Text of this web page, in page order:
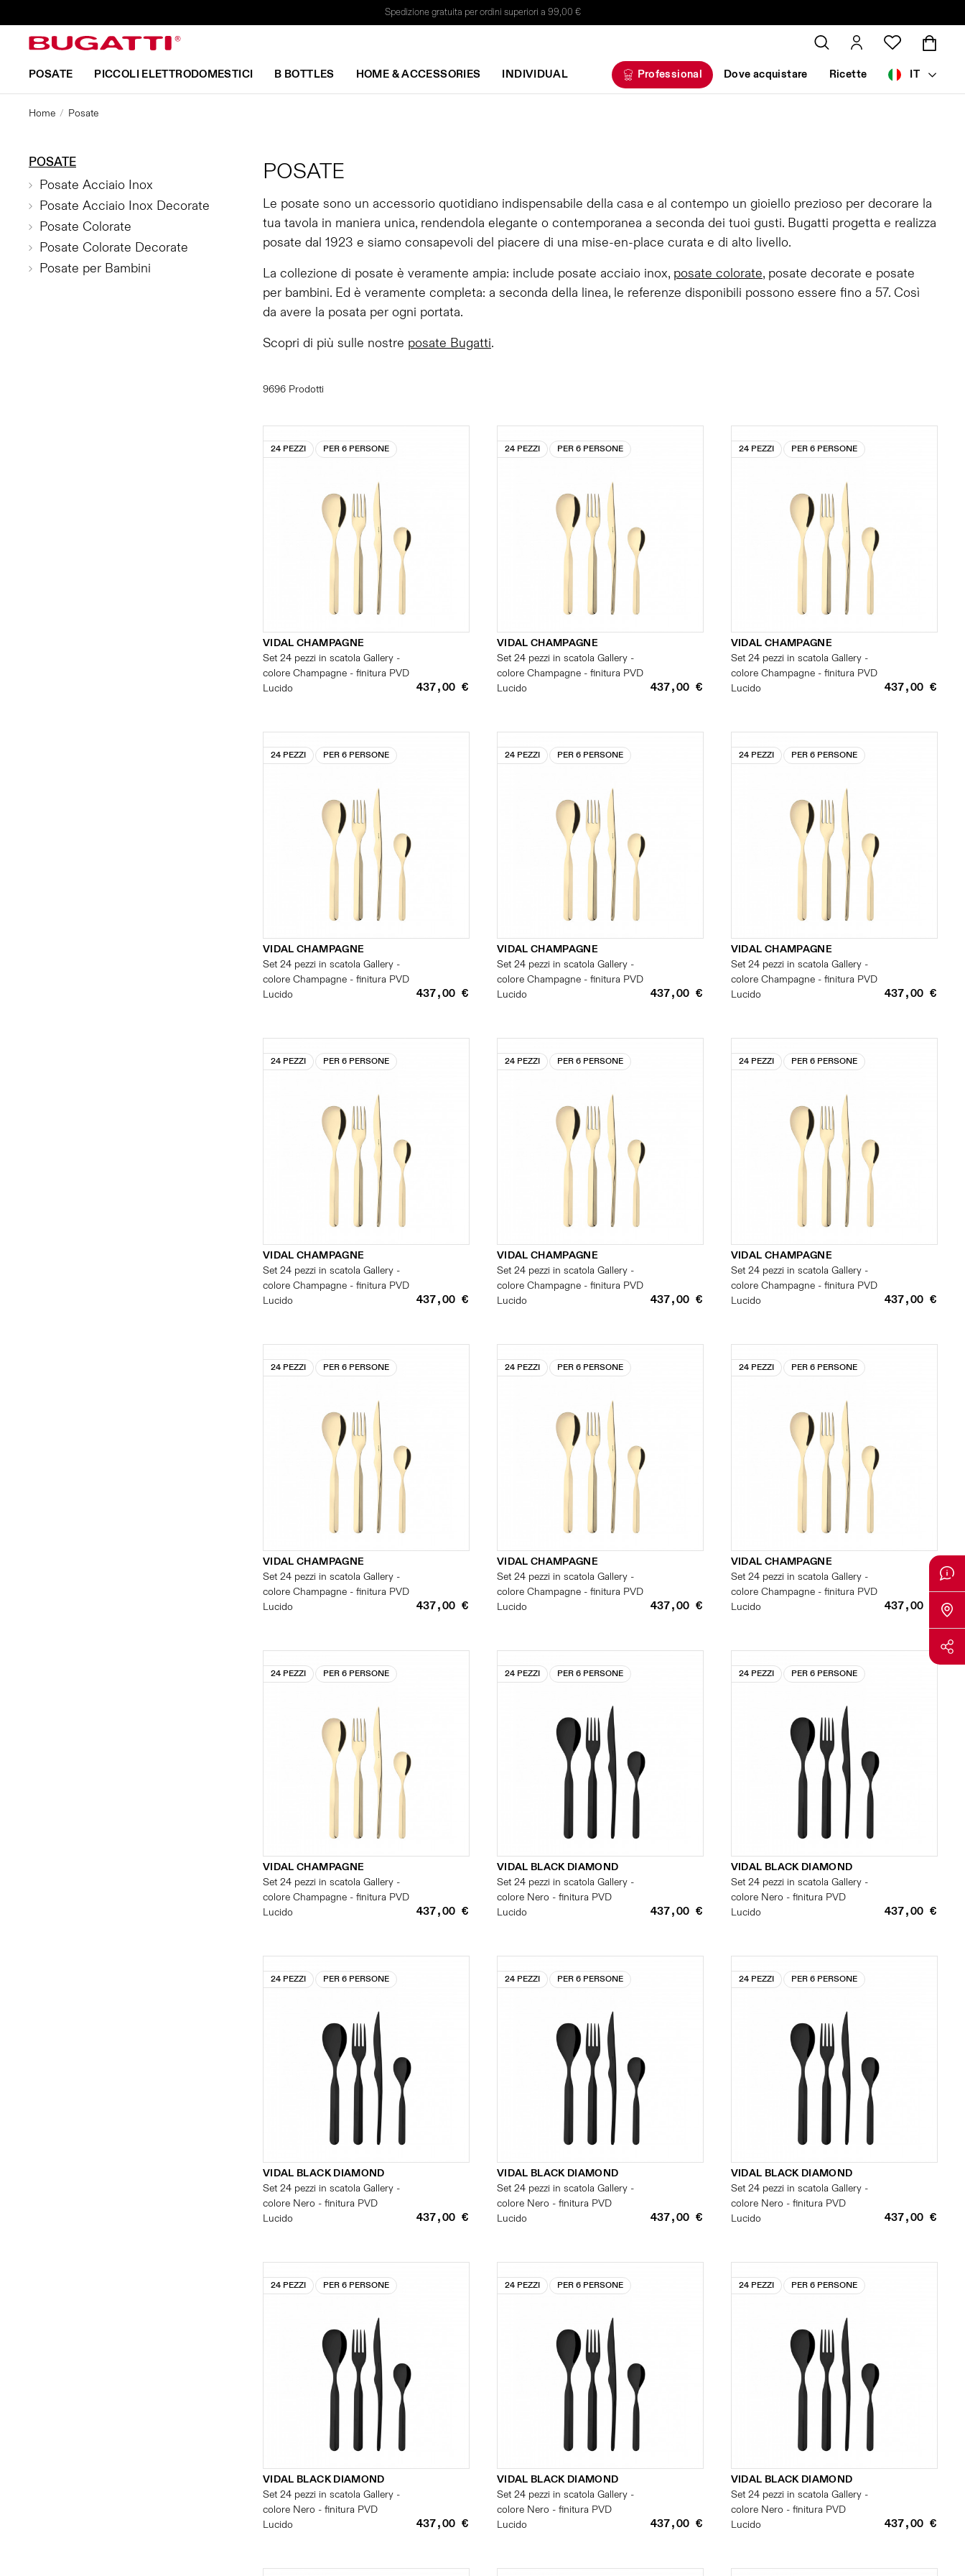
Spedizione gratuita per ordini superiori a 99,00 €
POSATE PICCOLI ELETTRODOMESTICI B BOTTLES HOME & ACCESSORIES INDIVIDUAL Professional Dove acquistare Ricette IT
Home Posate
POSATE
Le posate sono un accessorio quotidiano indispensabile della casa e al contempo un gioiello prezioso per decorare la
tua tavola in maniera unica, rendendola elegante o contemporanea a seconda dei tuoi gusti. Bugatti progetta e realizza
posate dal 1923 e siamo consapevoli del piacere di una mise-en-place curata e di alto livello.
La collezione di posate è veramente ampia: include posate acciaio inox, posate colorate, posate decorate e posate
per bambini. Ed è veramente completa: a seconda della linea, le referenze disponibili possono essere fino a 57. Così
da avere la posata per ogni portata.
Scopri di più sulle nostre posate Bugatti.
9696 Prodotti
24 PEZZI PER 6 PERSONE
VIDAL CHAMPAGNE
Set 24 pezzi in scatola Gallery -
colore Champagne - finitura PVD
Lucido
437,00 €
24 PEZZI PER 6 PERSONE
VIDAL CHAMPAGNE
Set 24 pezzi in scatola Gallery -
colore Champagne - finitura PVD
Lucido
437,00 €
24 PEZZI PER 6 PERSONE
VIDAL CHAMPAGNE
Set 24 pezzi in scatola Gallery -
colore Champagne - finitura PVD
Lucido
437,00 €
24 PEZZI PER 6 PERSONE
VIDAL CHAMPAGNE
Set 24 pezzi in scatola Gallery -
colore Champagne - finitura PVD
Lucido
437,00 €
24 PEZZI PER 6 PERSONE
VIDAL CHAMPAGNE
Set 24 pezzi in scatola Gallery -
colore Champagne - finitura PVD
Lucido
437,00 €
24 PEZZI PER 6 PERSONE
VIDAL CHAMPAGNE
Set 24 pezzi in scatola Gallery -
colore Champagne - finitura PVD
Lucido
437,00 €
24 PEZZI PER 6 PERSONE
VIDAL CHAMPAGNE
Set 24 pezzi in scatola Gallery -
colore Champagne - finitura PVD
Lucido
437,00 €
24 PEZZI PER 6 PERSONE
VIDAL CHAMPAGNE
Set 24 pezzi in scatola Gallery -
colore Champagne - finitura PVD
Lucido
437,00 €
24 PEZZI PER 6 PERSONE
VIDAL CHAMPAGNE
Set 24 pezzi in scatola Gallery -
colore Champagne - finitura PVD
Lucido
437,00 €
24 PEZZI PER 6 PERSONE
VIDAL CHAMPAGNE
Set 24 pezzi in scatola Gallery -
colore Champagne - finitura PVD
Lucido
437,00 €
24 PEZZI PER 6 PERSONE
VIDAL CHAMPAGNE
Set 24 pezzi in scatola Gallery -
colore Champagne - finitura PVD
Lucido
437,00 €
24 PEZZI PER 6 PERSONE
VIDAL CHAMPAGNE
Set 24 pezzi in scatola Gallery -
colore Champagne - finitura PVD
Lucido
437,00 €
24 PEZZI PER 6 PERSONE
VIDAL CHAMPAGNE
Set 24 pezzi in scatola Gallery -
colore Champagne - finitura PVD
Lucido
437,00 €
24 PEZZI PER 6 PERSONE
VIDAL BLACK DIAMOND
Set 24 pezzi in scatola Gallery -
colore Nero - finitura PVD
Lucido
437,00 €
24 PEZZI PER 6 PERSONE
VIDAL BLACK DIAMOND
Set 24 pezzi in scatola Gallery -
colore Nero - finitura PVD
Lucido
437,00 €
24 PEZZI PER 6 PERSONE
VIDAL BLACK DIAMOND
Set 24 pezzi in scatola Gallery -
colore Nero - finitura PVD
Lucido
437,00 €
24 PEZZI PER 6 PERSONE
VIDAL BLACK DIAMOND
Set 24 pezzi in scatola Gallery -
colore Nero - finitura PVD
Lucido
437,00 €
24 PEZZI PER 6 PERSONE
VIDAL BLACK DIAMOND
Set 24 pezzi in scatola Gallery -
colore Nero - finitura PVD
Lucido
437,00 €
24 PEZZI PER 6 PERSONE
VIDAL BLACK DIAMOND
Set 24 pezzi in scatola Gallery -
colore Nero - finitura PVD
Lucido
437,00 €
24 PEZZI PER 6 PERSONE
VIDAL BLACK DIAMOND
Set 24 pezzi in scatola Gallery -
colore Nero - finitura PVD
Lucido
437,00 €
24 PEZZI PER 6 PERSONE
VIDAL BLACK DIAMOND
Set 24 pezzi in scatola Gallery -
colore Nero - finitura PVD
Lucido
437,00 €
POSATE
Posate Acciaio Inox
Posate Acciaio Inox Decorate
Posate Colorate
Posate Colorate Decorate
Posate per Bambini